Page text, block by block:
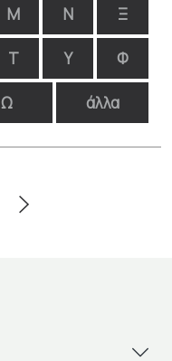
Μ Ν Ξ
Τ Υ Φ
Ω άλλα